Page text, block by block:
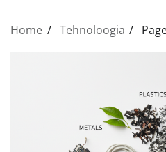
Home Tehnoloogia